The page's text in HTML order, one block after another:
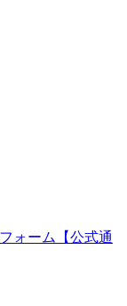
ォーム【公式通